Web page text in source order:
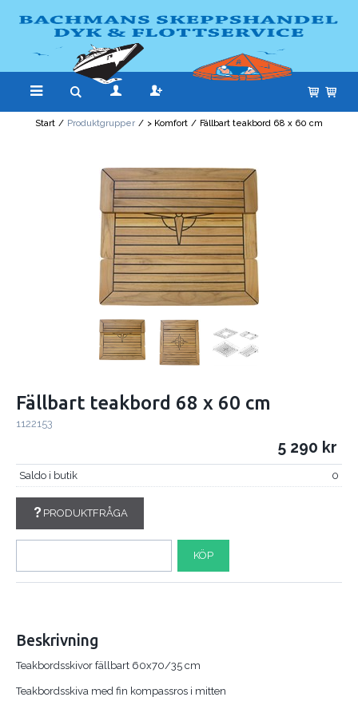
Start / Produktgrupper / > Komfort / Fällbart teakbord 68 x 60 cm
Fällbart teakbord 68 x 60 cm
1122153
5 290
Saldo i butik 0
PRODUKTFRÅGA
KÖP
Beskrivning
Teakbordsskivor fällbart 60x70/35 cm
Teakbordsskiva med fin kompassros i mitten